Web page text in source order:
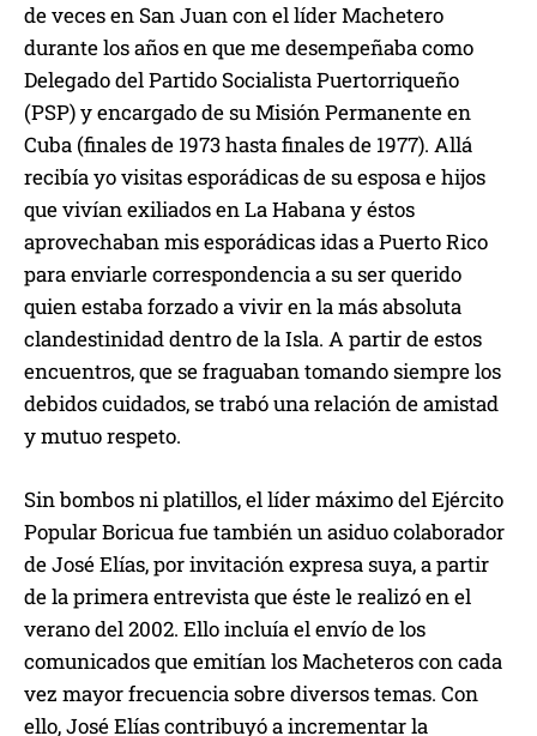
de veces en San Juan con el líder Machetero
durante los años en que me desempeñaba como
Delegado del Partido Socialista Puertorriqueño
(PSP) y encargado de su Misión Permanente en
Cuba (finales de 1973 hasta finales de 1977). Allá
recibía yo visitas esporádicas de su esposa e hijos
que vivían exiliados en La Habana y éstos
aprovechaban mis esporádicas idas a Puerto Rico
para enviarle correspondencia a su ser querido
quien estaba forzado a vivir en la más absoluta
clandestinidad dentro de la Isla. A partir de estos
encuentros, que se fraguaban tomando siempre los
debidos cuidados, se trabó una relación de amistad
y mutuo respeto.
Sin bombos ni platillos, el líder máximo del Ejército
Popular Boricua fue también un asiduo colaborador
de José Elías, por invitación expresa suya, a partir
de la primera entrevista que éste le realizó en el
verano del 2002. Ello incluía el envío de los
comunicados que emitían los Macheteros con cada
vez mayor frecuencia sobre diversos temas. Con
ello, José Elías contribuyó a incrementar la